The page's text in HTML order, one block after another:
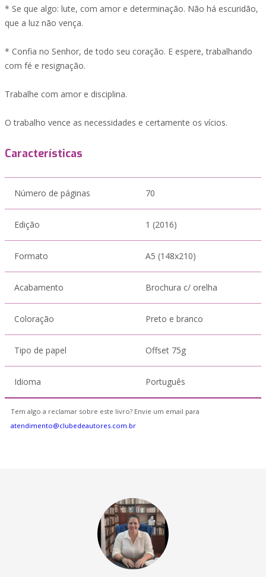
* Se que algo: lute, com amor e determinação. Não há escuridão,
que a luz não vença.
* Confia no Senhor, de todo seu coração. E espere, trabalhando
com fé e resignação.
Trabalhe com amor e disciplina.
O trabalho vence as necessidades e certamente os vícios.
Características
Número de páginas 70
Edição 1 (2016)
Formato A5 (148x210)
Acabamento Brochura c/ orelha
Coloração Preto e branco
Tipo de papel Offset 75g
Idioma Português
Tem algo a reclamar sobre este livro? Envie um email para
atendimento@clubedeautores.com.br